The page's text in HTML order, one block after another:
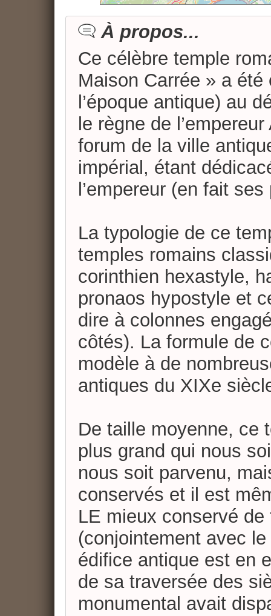
À propos...
Ce célèbre temple
Maison Carrée » a
l’époque antique) au
le règne de
forum de la ville
impérial, étant
l’empereur (en fait
La typologie de ce
temples romains
corinthien hexastyle,
pronaos hypostyle et
dire à colonnes
côtés). La formule de
modèle à de
antiques du XIXe
De taille moyenne, ce
plus grand qui nous
nous soit parvenu,
conservés et il est
LE mieux conservé de
(conjointement avec
édifice antique est en
de sa traversée des
monumental avait